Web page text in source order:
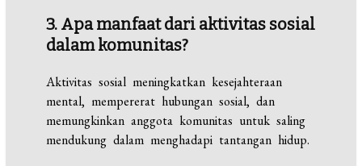
3. Apa manfaat dari aktivitas sosial
dalam komunitas?
Aktivitas sosial meningkatkan kesejahteraan
mental, mempererat hubungan sosial, dan
memungkinkan anggota komunitas untuk saling
mendukung dalam menghadapi tantangan hidup.